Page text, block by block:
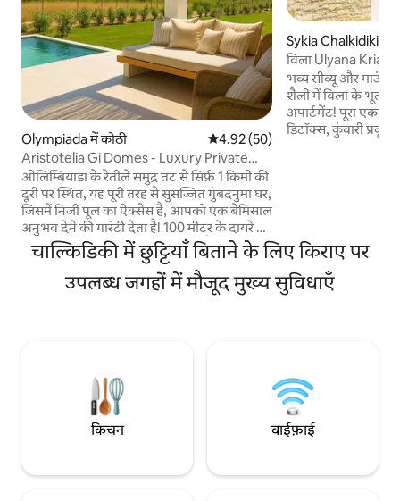
Olympiada में कोठी औसत रेटिंग 5 में से 4.92, 50 समीक्षाएँ
4.92 (50)
Aristotelia Gi Domes - Luxury Private
Pool Retreat
ओलिम्बियाडा के रेतीले समुद्र तट से सिर्फ़ 1 किमी की
दूरी पर स्थित, यह पूरी तरह से सुसज्जित गुंबदनुमा घर,
जिसमें निजी पूल का ऐक्सेस है, आपको एक बेमिसाल
अनुभव देने की गारंटी देता है! 100 मीटर के दायरे में
मौजूद मिनी मार्केट, रेस्टोरेंट, बीच बार, कैफ़े और बार
की सुविधा आपके दरवाज़े पर मौजूद है। आराम करें
और चाल्किडिकी की खूबसूरती में डूब जाएँ। चाहे आप
धूप सेंक रहे हों, स्थानीय व्यंजनों का मज़ा ले रहे हों या
Sykia Chalkidikis में
विला Ulyana
& Spa
भव्य सीव्यू और माउंट
शैली में विला के भूतल
अपार्टमेंट! पूरा एकांत, मेगासिटी और लोगों से
डिटॉक्स, कुंवारी
चाल्किडिकी में छुट्टियाँ बिताने के लिए किराए पर
उपलब्ध जगहों में मौजूद मुख्य सुविधाएँ
किचन वाईफ़ाई